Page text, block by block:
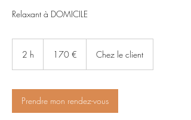
Relaxant à DOMICILE
2 h 170 € Chez le client
Prendre mon rendez-vous